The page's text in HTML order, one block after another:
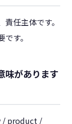
任主体です。
す。
味があります
/ product /